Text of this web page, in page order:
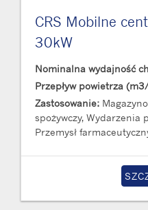
CRS Mobilne
30kW
Nominalna wydajność
Przepływ powietrza
Zastosowanie:
spożywczy, Wydarzenia
Przemysł